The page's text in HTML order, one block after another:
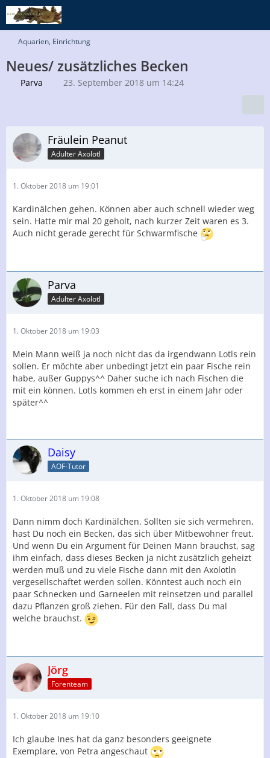
Aquarien, Einrichtung
Neues/ zusätzliches Becken
Parva 23. September 2018 um 14:24
Fräulein Peanut
Adulter Axolotl
1. Oktober 2018 um 19:01
Kardinälchen gehen. Können aber auch schnell wieder weg
sein. Hatte mir mal 20 geholt, nach kurzer Zeit waren es 3.
Auch nicht gerade gerecht für Schwarmfische
Parva
Adulter Axolotl
1. Oktober 2018 um 19:03
Mein Mann weiß ja noch nicht das da irgendwann Lotls rein
sollen. Er möchte aber unbedingt jetzt ein paar Fische rein
habe, außer Guppys^^ Daher suche ich nach Fischen die
mit ein können. Lotls kommen eh erst in einem Jahr oder
später^^
Daisy
AOF-Tutor
1. Oktober 2018 um 19:08
Dann nimm doch Kardinälchen. Sollten sie sich vermehren,
hast Du noch ein Becken, das sich über Mitbewohner freut.
Und wenn Du ein Argument für Deinen Mann brauchst, sag
ihm einfach, dass dieses Becken ja nicht zusätzlich geheizt
werden muß und zu viele Fische dann mit den Axolotln
vergesellschaftet werden sollen. Könntest auch noch ein
paar Schnecken und Garneelen mit reinsetzen und parallel
dazu Pflanzen groß ziehen. Für den Fall, dass Du mal
welche brauchst.
Jörg
Forenteam
1. Oktober 2018 um 19:10
Ich glaube Ines hat da ganz besonders geeignete
Exemplare, von Petra angeschaut